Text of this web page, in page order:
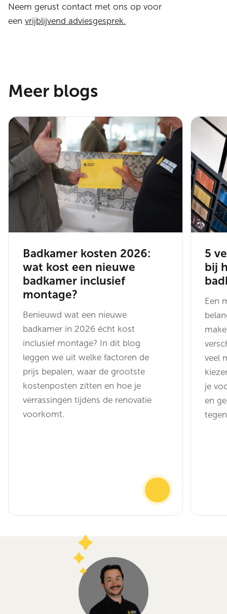
Neem gerust contact met ons op voor
eenvrijblijvend adviesgesprek.
Meer blogs
Badkamer kosten 2026:
wat kost een nieuwe
badkamer inclusief
montage?
Benieuwd wat een nieuwe
badkamer in 2026 écht kost
inclusief montage? In dit blog
leggen we uit welke factoren de
prijs bepalen, waar de grootste
kostenposten zitten en hoe je
verrassingen tijdens de renovatie
voorkomt.
5
bij
Een
veel
je
en